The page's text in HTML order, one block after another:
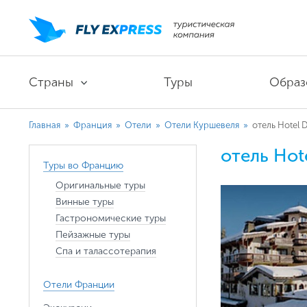
Страны Туры
Главная » Франция » Отели » Отели Куршевеля » отель Hotel
Туры во Францию
Оригинальные туры
Винные туры
Гастрономические туры
Пейзажные туры
Спа и талассотерапия
Отели Франции
отель